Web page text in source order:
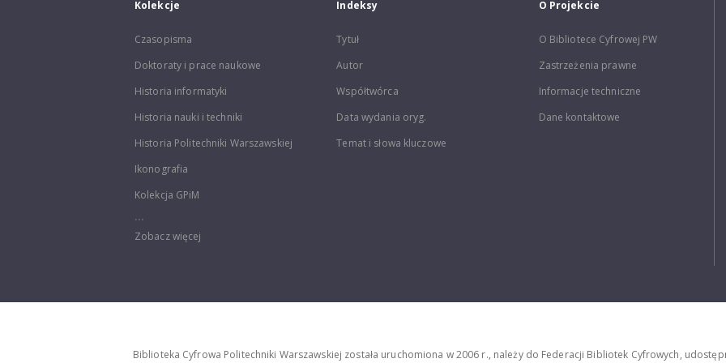
Kolekcje
Czasopisma
Doktoraty i prace naukowe
Historia informatyki
Historia nauki i techniki
Historia Politechniki Warszawskiej
Ikonografia
Kolekcja GPiM
...
Zobacz więcej
Indeksy
Tytuł
Autor
Współtwórca
Data wydania oryg.
Temat i słowa kluczowe
O Projekcie
O Bibliotece Cyfrowej PW
Zastrzeżenia prawne
Informacje techniczne
Dane kontaktowe
Biblioteka Cyfrowa Politechniki Warszawskiej została uruchomiona w 2006 r., należy do Federacji Bibliotek Cyfrowych,